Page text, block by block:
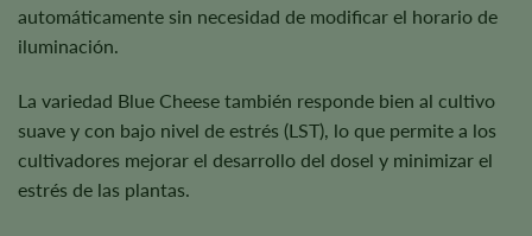
automáticamente sin necesidad de modificar el horario de
iluminación.
La variedad Blue Cheese también responde bien al cultivo
suave y con bajo nivel de estrés (LST), lo que permite a los
cultivadores mejorar el desarrollo del dosel y minimizar el
estrés de las plantas.